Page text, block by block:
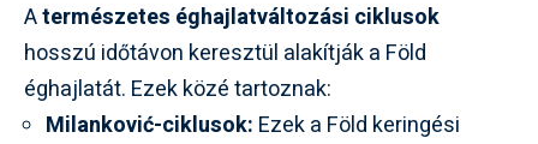
Atermészetes éghajlatváltozási ciklusok
hosszú időtávon keresztül alakítják a Föld
éghajlatát. Ezek közé tartoznak:
Milanković-ciklusok: Ezek a Föld keringési